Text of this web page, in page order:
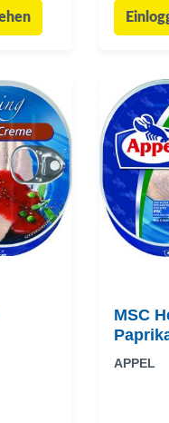
MSC
APPEL